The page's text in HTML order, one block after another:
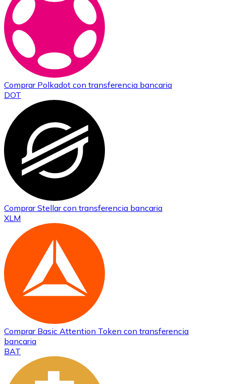
Comprar Polkadot con transferencia bancaria
DOT
ComprarStellarcon transferencia bancaria
XLM
Comprar Basic Attention Token con transferencia
bancaria
BAT